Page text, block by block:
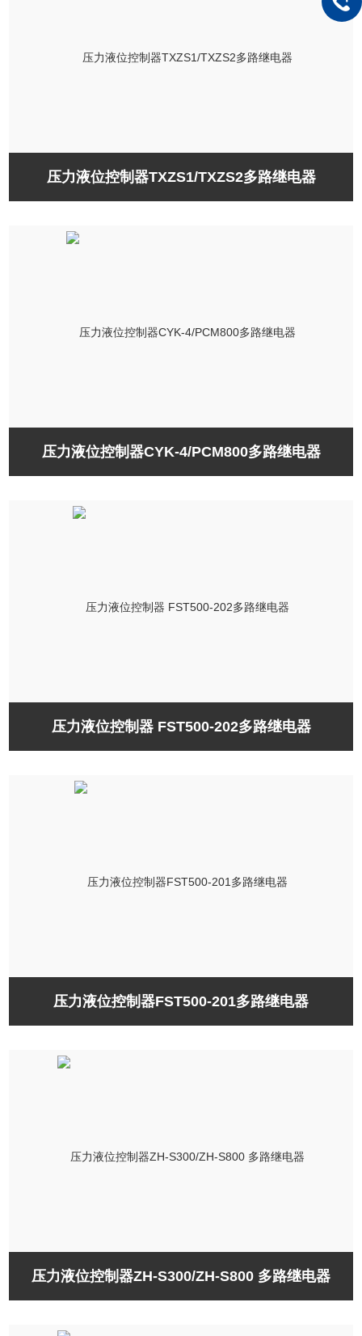
压力液位控制器TXZS1/TXZS2多路继电器
压力液位控制器CYK-4/PCM800多路继电器
压力液位控制器 FST500-202多路继电器
压力液位控制器FST500-201多路继电器
压力液位控制器ZH-S300/ZH-S800 多路继电器